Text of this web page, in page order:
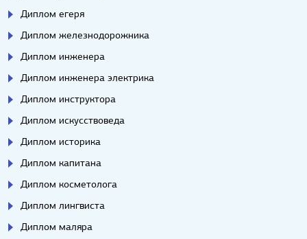
Диплом егеря
Диплом железнодорожника
Диплом инженера
Диплом инженера электрика
Диплом инструктора
Диплом искусствоведа
Диплом историка
Диплом капитана
Диплом косметолога
Диплом лингвиста
Диплом маляра